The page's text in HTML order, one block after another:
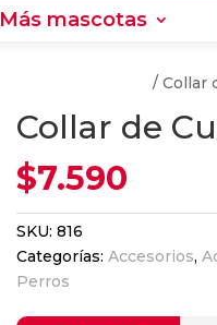
Más mascotas
/ Collar
Collar de
$7.590
SKU: 816
Categorías: Accesorios,
Perros